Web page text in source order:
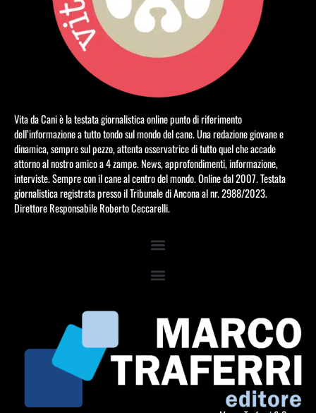
Vita da Cani è la testata giornalistica online punto di riferimento
dell’informazione a tutto tondo sul mondo del cane. Una redazione giovane e
dinamica, sempre sul pezzo, attenta osservatrice di tutto quel che accade
attorno al nostro amico a 4 zampe. News, approfondimenti, informazione,
interviste. Sempre con il cane al centro del mondo. Online dal 2007. Testata
giornalistica registrata presso il Tribunale di Ancona al nr. 2988/2023.
Direttore Responsabile Roberto Ceccarelli.